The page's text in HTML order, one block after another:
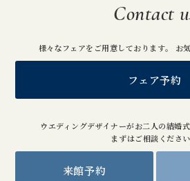
Contact
様々なフェアをご用意しております。 お
フェア予約
ウエディングデザイナーがお二人の結婚
まずはご相談ください
来館予約